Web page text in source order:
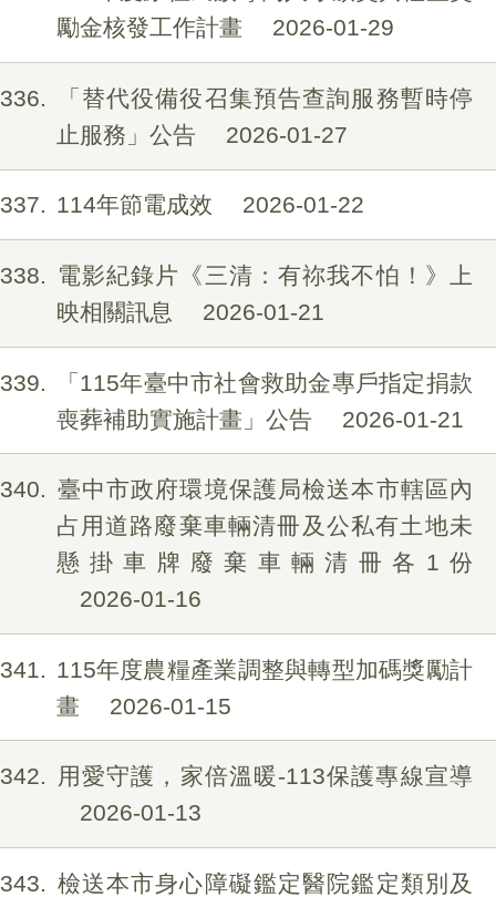
勵金核發工作計畫
2026-01-29
336
「替代役備役召集預告查詢服務暫時停
止服務」公告
2026-01-27
337 114年節電成效 2026-01-22
338
電影紀錄片《三清：有祢我不怕！》上
映相關訊息
2026-01-21
339
「115年臺中市社會救助金專戶指定捐款
喪葬補助實施計畫」公告
2026-01-21
340
臺中市政府環境保護局檢送本市轄區內
占用道路廢棄車輛清冊及公私有土地未
懸掛車牌廢棄車輛清冊各1份
2026-01-16
341
115年度農糧產業調整與轉型加碼獎勵計
畫
2026-01-15
342
用愛守護，家倍溫暖-113保護專線宣導
2026-01-13
343
檢送本市身心障礙鑑定醫院鑑定類別及